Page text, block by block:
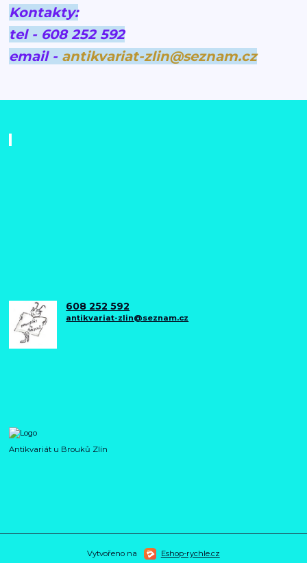
Kontakty:
tel - 608 252 592
email - antikvariat-zlin@seznam.cz
608 252 592
antikvariat-zlin@seznam.cz
Antikvariát u Brouků Zlín
Vytvořeno na Eshop-rychle.cz